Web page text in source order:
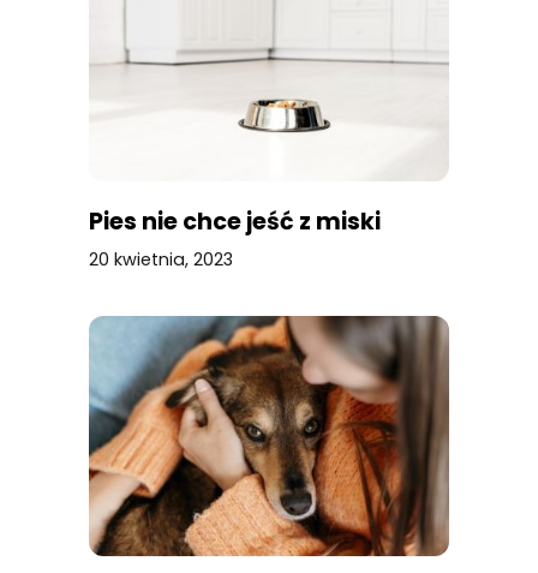
Pies nie chce jeść z miski
20 kwietnia, 2023